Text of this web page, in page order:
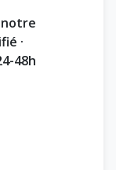
notre
·
48h